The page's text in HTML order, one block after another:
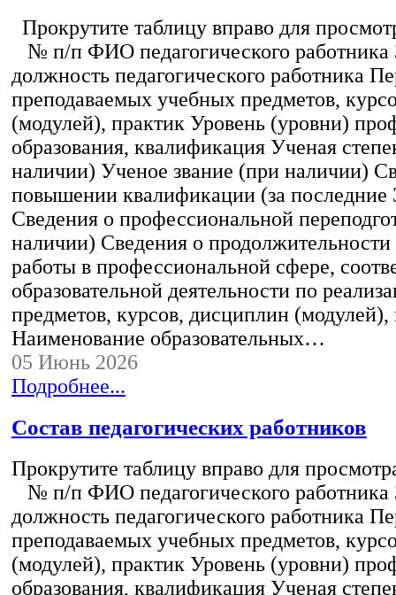
Прокрутите таблицу вправо для
№ п/п ФИО педагогического работника
должность педагогического работника
преподаваемых учебных предметов,
(модулей), практик Уровень (уровни)
образования, квалификация Ученая
наличии) Ученое звание (при наличии)
повышении квалификации (за последние
Сведения о профессиональной
наличии) Сведения о
работы в профессиональной сфере,
образовательной деятельности по
предметов, курсов, дисциплин (модулей),
Наименование образовательных…
05 Июнь 2026
Подробнее...
Состав педагогических работников
Прокрутите таблицу вправо для
№ п/п ФИО педагогического работника
должность педагогического работника
преподаваемых учебных предметов,
(модулей), практик Уровень (уровни)
образования, квалификация Ученая